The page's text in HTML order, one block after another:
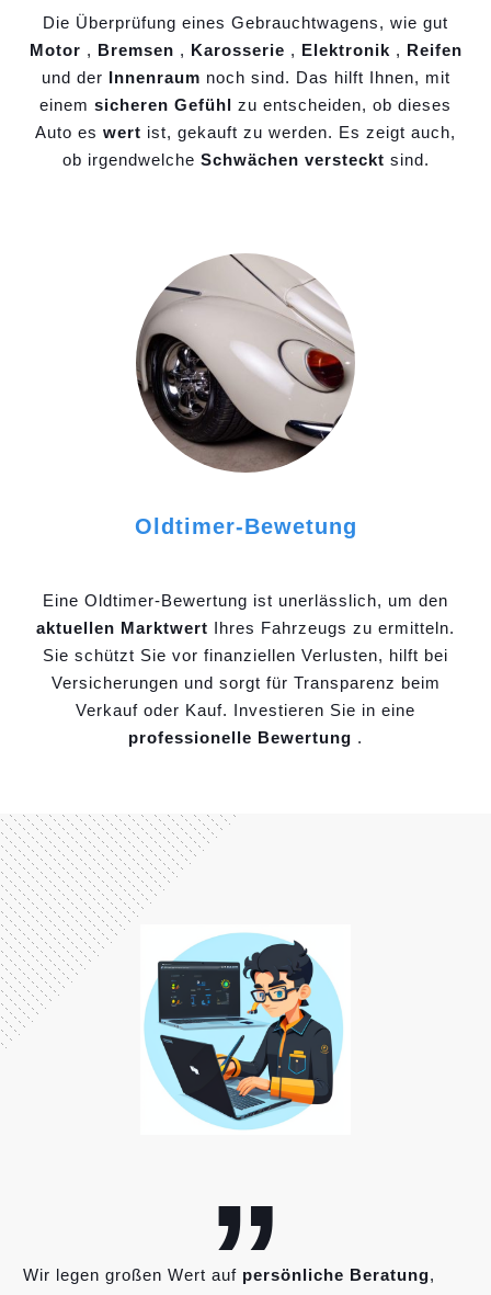
Die Überprüfung eines Gebrauchtwagens, wie gut
Motor , Bremsen , Karosserie , Elektronik , Reifen
und der Innenraum noch sind. Das hilft Ihnen, mit
einem sicheren Gefühl zu entscheiden, ob dieses
Auto es wert ist, gekauft zu werden. Es zeigt auch,
ob irgendwelche Schwächen versteckt sind.
Oldtimer-Bewetung
Eine Oldtimer-Bewertung ist unerlässlich, um den
aktuellen Marktwert Ihres Fahrzeugs zu ermitteln.
Sie schützt Sie vor finanziellen Verlusten, hilft bei
Versicherungen und sorgt für Transparenz beim
Verkauf oder Kauf. Investieren Sie in eine
professionelle Bewertung .
„
Wir legen großen Wert auf persönliche Beratung,